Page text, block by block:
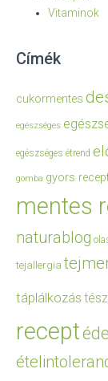
Vitaminok
Címék
cukormentes
egészséges
egészséges étrend
gomba gyors
mentes
naturablog
tejallergia
táplálkozás
recept